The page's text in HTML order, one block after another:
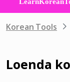
Korean Tools
Loenda